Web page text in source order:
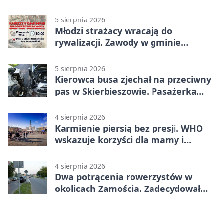
5 sierpnia 2026
Młodzi strażacy wracają do
rywalizacji. Zawody w gminie
5 sierpnia 2026
Kierowca busa zjechał na przeciwny
pas w Skierbieszowie. Pasażerka
4 sierpnia 2026
Karmienie piersią bez presji. WHO
wskazuje korzyści dla mamy i
4 sierpnia 2026
Dwa potrącenia rowerzystów w
okolicach Zamościa. Zadecydowało